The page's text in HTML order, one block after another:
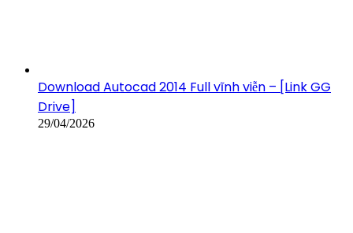
Download Autocad 2014 Full vĩnh viễn – [Link GG
Drive]
29/04/2026